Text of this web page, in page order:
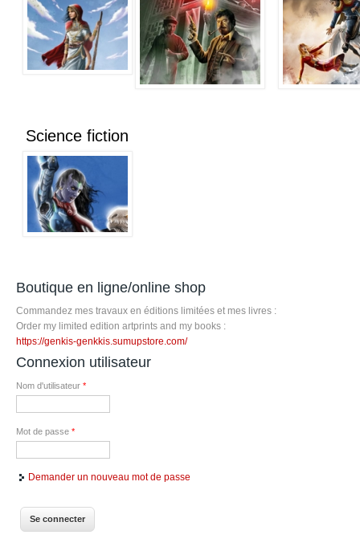
Science fiction
Boutique en ligne/online shop
Commandez mes travaux en éditions limitées et mes livres :
Order my limited edition artprints and my books :
https://genkis-genkkis.sumupstore.com/
Connexion utilisateur
Nom d'utilisateur *
Mot de passe *
Demander un nouveau mot de passe